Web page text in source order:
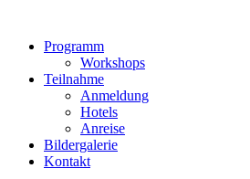
wechselnProgramm
Workshops
Teilnahme
Anmeldung
Hotels
Anreise
Bildergalerie
Kontakt